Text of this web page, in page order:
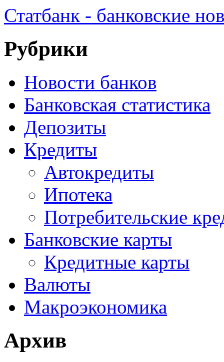
Статбанк - банковские
Рубрики
Новости банков
Банковская статистика
Депозиты
Кредиты
Автокредиты
Ипотека
Потребительские
Банковские карты
Кредитные карты
Валюты
Макроэкономика
Архив